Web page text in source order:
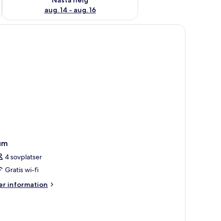
aug. 14 - aug. 16
4 sovplatser
Gratis wi-fi
information